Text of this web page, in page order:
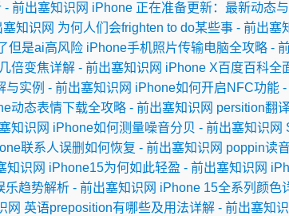
前出塞知识网 iPhone 正在准备更新：最新动态
知识网 为何人们会frighten to do某些事 - 前出塞
但是ai高风险 iPhone手机照片传输电脑全攻略 -
倍变焦详解 - 前出塞知识网 iPhone X百度百科全
与实例 - 前出塞知识网 iPhone如何开启NFC功能
动态表情下载全攻略 - 前出塞知识网 persition翻
知识网 iPhone如何测量噪音分贝 - 前出塞知识网
联系人误删如何恢复 - 前出塞知识网 poppin读
知识网 iPhone15为何如此轻盈 - 前出塞知识网
趋势解析 - 前出塞知识网 iPhone 15全系列颜色
网 英语preposition有哪些及用法详解 - 前出塞知